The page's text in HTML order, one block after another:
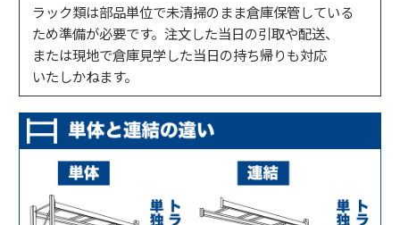
ラック類は部品単位で未清掃のまま倉庫保管している
ため準備が必要です。注文した当日の引取や配送、
または現地で倉庫見学した当日の持ち帰りも対応
いたしかねます。